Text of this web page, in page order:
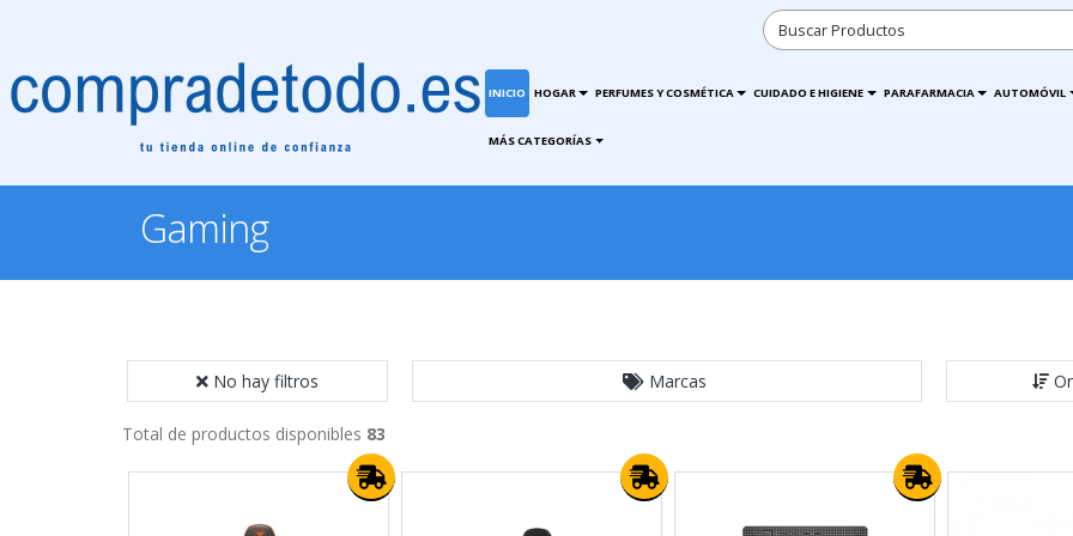
INICIO HOGAR PERFUMES Y COSMÉTICA CUIDADO E HIGIENE PARAFARMACIA AUTOMÓVIL
MÁS CATEGORÍAS
Gaming
No hay filtros Marcas
Total de productos disponibles 83